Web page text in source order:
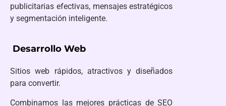
publicitarias efectivas, mensajes estratégicos
y segmentación inteligente.
Desarrollo Web
Sitios web rápidos, atractivos y diseñados
para convertir.
Combinamos las mejores prácticas de SEO